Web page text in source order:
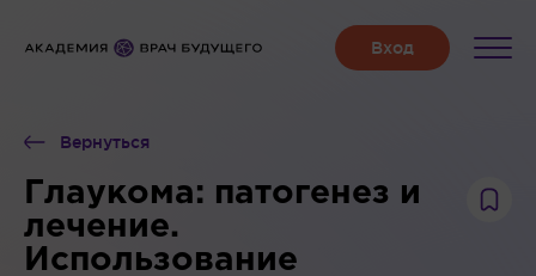
Вернуться
Глаукома: патогенез и
лечение.
Использование